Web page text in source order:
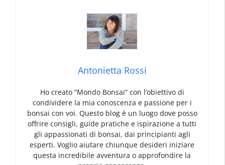
Antonietta Rossi
Ho creato “Mondo Bonsai” con l’obiettivo di
condividere la mia conoscenza e passione per i
bonsai con voi. Questo blog è un luogo dove posso
offrire consigli, guide pratiche e ispirazione a tutti
gli appassionati di bonsai, dai principianti agli
esperti. Voglio aiutare chiunque desideri iniziare
questa incredibile avventura o approfondire la